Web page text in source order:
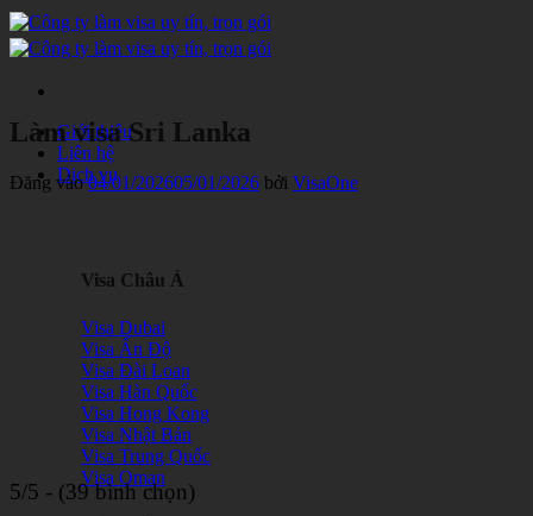
Bỏ
qua
nội
Giới thiệu
Liên hệ
Dịch vụ
Visa Châu Á
Visa Dubai
Visa Ấn Độ
Visa Đài Loan
Visa Hàn Quốc
Visa Hong Kong
Visa Nhật Bản
Visa Trung Quốc
Visa Oman
Làm visa Sri Lanka
Đăng vào04/01/202605/01/2026 bởi VisaOne
5/5 - (39 bình chọn)